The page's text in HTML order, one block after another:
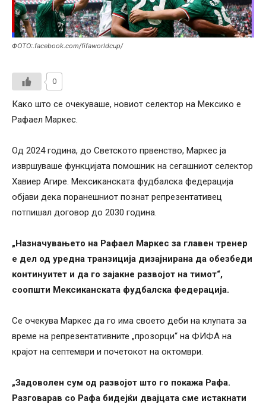
ФОТО:.facebook.com/fifaworldcup/
0
Како што се очекуваше, новиот селектор на Мексико е
Рафаел Маркес.
Од 2024 година, до Светското првенство, Маркес ја
извршуваше функцијата помошник на сегашниот селектор
Хавиер Агире. Мексиканската фудбалска федерација
објави дека поранешниот познат репрезентативец
потпишал договор до 2030 година.
„Назначувањето на Рафаел Маркес за главен тренер
е дел од уредна транзиција дизајнирана да обезбеди
континуитет и да го зајакне развојот на тимот“,
соопшти Мексиканската фудбалска федерација.
Се очекува Маркес да го има своето деби на клупата за
време на репрезентативните „прозорци“ на ФИФА на
крајот на септември и почетокот на октомври.
„Задоволен сум од развојот што го покажа Рафа.
Разговарав со Рафа бидејќи двајцата сме истакнати